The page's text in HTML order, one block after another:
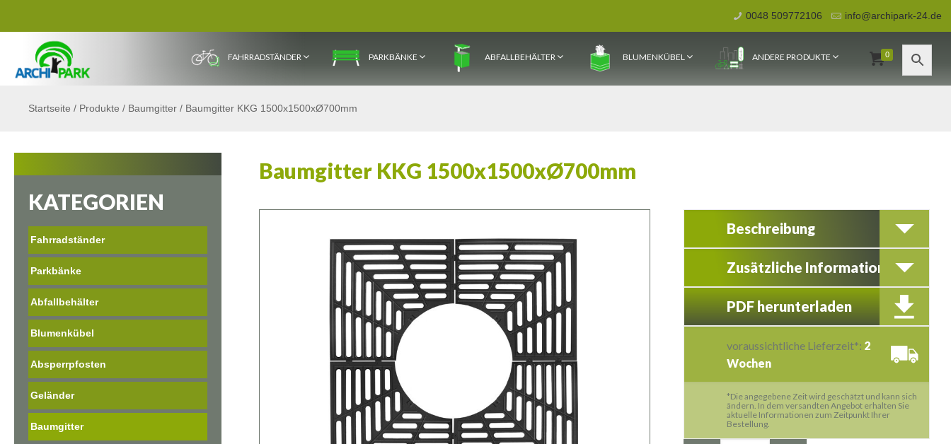
0048 509772106 info@archipark-24.de
FAHRRADSTÄNDER PARKBÄNKE ABFALLBEHÄLTER BLUMENKÜBEL ANDERE PRODUKTE 0
Startseite / Produkte / Baumgitter / Baumgitter KKG 1500x1500xØ700mm
Baumgitter KKG 1500x1500xØ700mm
Beschreibung
Zusätzliche Information
PDF herunterladen
voraussichtliche Lieferzeit*: 2
Wochen
*Die angegebene Zeit wird geschätzt und kann sich
ändern. In dem versandten Angebot erhalten Sie
aktuelle Informationen zum Zeitpunkt Ihrer
Bestellung.
KATEGORIEN
Fahrradständer
Parkbänke
Abfallbehälter
Blumenkübel
Absperrpfosten
Geländer
Baumgitter